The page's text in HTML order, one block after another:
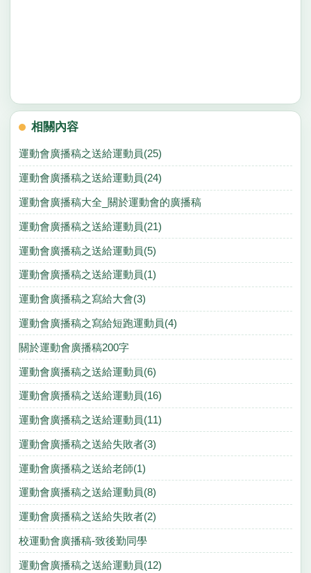
相關內容
運動會廣播稿之送給運動員(25)
運動會廣播稿之送給運動員(24)
運動會廣播稿大全_關於運動會的廣播稿
運動會廣播稿之送給運動員(21)
運動會廣播稿之送給運動員(5)
運動會廣播稿之送給運動員(1)
運動會廣播稿之寫給大會(3)
運動會廣播稿之寫給短跑運動員(4)
關於運動會廣播稿200字
運動會廣播稿之送給運動員(6)
運動會廣播稿之送給運動員(16)
運動會廣播稿之送給運動員(11)
運動會廣播稿之送給失敗者(3)
運動會廣播稿之送給老師(1)
運動會廣播稿之送給運動員(8)
運動會廣播稿之送給失敗者(2)
校運動會廣播稿-致後勤同學
運動會廣播稿之送給運動員(12)